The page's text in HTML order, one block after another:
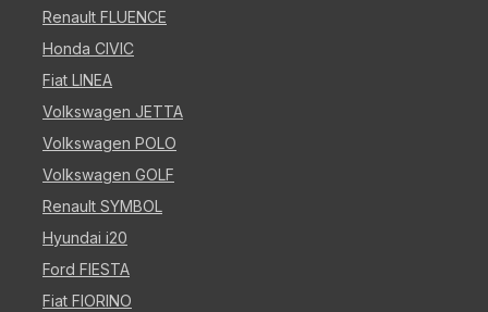
Renault FLUENCE
Honda CIVIC
Fiat LINEA
Volkswagen JETTA
Volkswagen POLO
Volkswagen GOLF
Renault SYMBOL
Hyundai i20
Ford FIESTA
Fiat FIORINO